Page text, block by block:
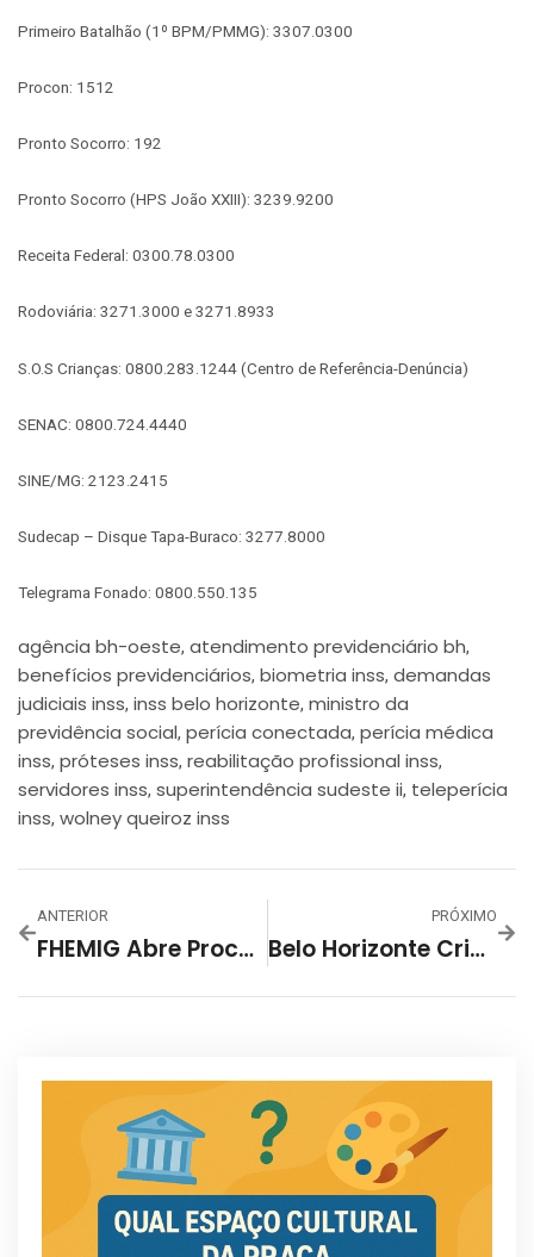
Primeiro Batalhão (1º BPM/PMMG): 3307.0300
Procon: 1512
Pronto Socorro: 192
Pronto Socorro (HPS João XXIII): 3239.9200
Receita Federal: 0300.78.0300
Rodoviária: 3271.3000 e 3271.8933
S.O.S Crianças: 0800.283.1244 (Centro de Referência-Denúncia)
SENAC: 0800.724.4440
SINE/MG: 2123.2415
Sudecap – Disque Tapa-Buraco: 3277.8000
Telegrama Fonado: 0800.550.135
agência bh-oeste, atendimento previdenciário bh,
benefícios previdenciários, biometria inss, demandas
judiciais inss, inss belo horizonte, ministro da
previdência social, perícia conectada, perícia médica
inss, próteses inss, reabilitação profissional inss,
servidores inss, superintendência sudeste ii, teleperícia
inss, wolney queiroz inss
ANTERIOR
FHEMIG Abre Processo Seletivo Para Técnico De Enfermagem Em Belo Horizonte
PRÓXIMO
Belo Horizonte Cria Dia Da Fidelidade Conjugal E Do Casamento Monogâmico Cristão